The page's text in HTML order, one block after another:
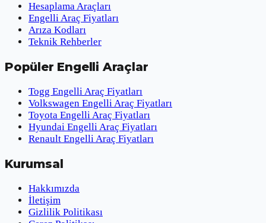
Hesaplama Araçları
Engelli Araç Fiyatları
Arıza Kodları
Teknik Rehberler
Popüler Engelli Araçlar
Togg Engelli Araç Fiyatları
Volkswagen Engelli Araç Fiyatları
Toyota Engelli Araç Fiyatları
Hyundai Engelli Araç Fiyatları
Renault Engelli Araç Fiyatları
Kurumsal
Hakkımızda
İletişim
Gizlilik Politikası